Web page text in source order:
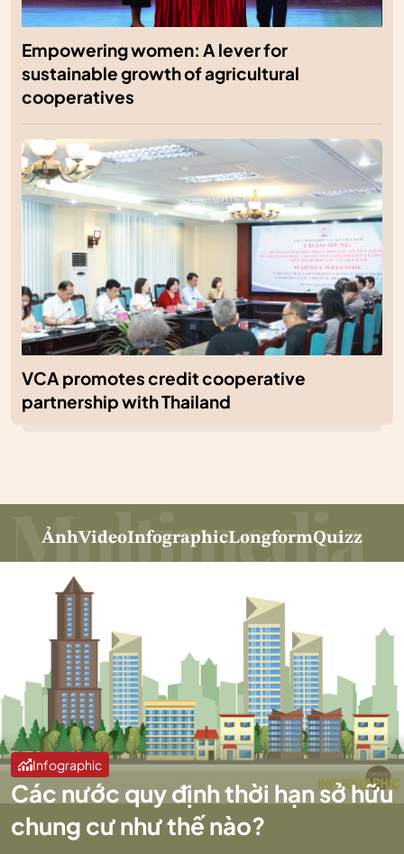
Empowering women: A lever for
sustainable growth of agricultural
cooperatives
VCA promotes credit cooperative
partnership with Thailand
ẢnhVideoInfographicLongformQuizz
Infographic
Các nước quy định thời hạn sở hữu
chung cư như thế nào?